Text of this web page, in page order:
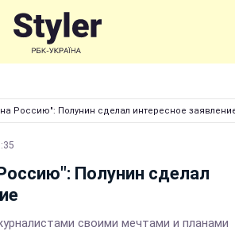
Россию": Полунин сделал интересное
Полунин сделал
своими мечтами и планами